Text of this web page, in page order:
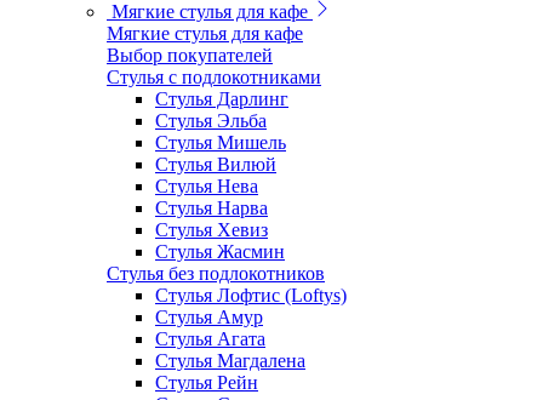
Мягкие стулья для кафе
Мягкие стулья для кафе
Выбор покупателей
Стулья с подлокотниками
Стулья Дарлинг
Стулья Эльба
Стулья Мишель
Стулья Вилюй
Стулья Нева
Стулья Нарва
Стулья Хевиз
Стулья Жасмин
Стулья без подлокотников
Стулья Лофтис (Loftys)
Стулья Амур
Стулья Агата
Стулья Магдалена
Стулья Рейн